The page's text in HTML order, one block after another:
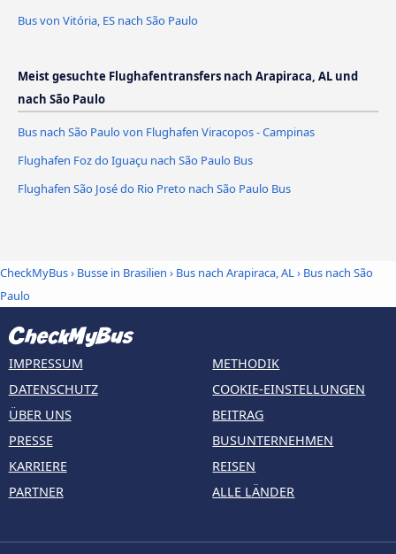
Bus von Vitória, ES nach São Paulo
Meist gesuchte Flughafentransfers nach Arapiraca, AL und
nach São Paulo
Bus nach São Paulo von Flughafen Viracopos - Campinas
Flughafen Foz do Iguaçu nach São Paulo Bus
Flughafen São José do Rio Preto nach São Paulo Bus
CheckMyBus› Busse in Brasilien › Bus nach Arapiraca, AL› Bus nach São
Paulo
IMPRESSUM
DATENSCHUTZ
ÜBER UNS
PRESSE
KARRIERE
PARTNER
METHODIK
COOKIE-EINSTELLUNGEN
BEITRAG
BUSUNTERNEHMEN
REISEN
ALLE LÄNDER